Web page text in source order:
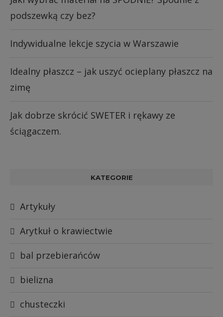
podszewką czy bez?
Indywidualne lekcje szycia w Warszawie
Idealny płaszcz – jak uszyć ocieplany płaszcz na
zimę
Jak dobrze skrócić SWETER i rękawy ze
ściągaczem.
KATEGORIE
Artykuły
Arytkuł o krawiectwie
bal przebierańców
bielizna
chusteczki